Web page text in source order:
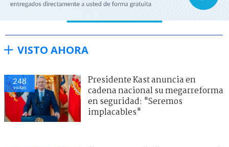
VISTO AHORA
248
visitas
Presidente Kast anuncia en
cadena nacional su megarreforma
en seguridad: "Seremos
implacables"